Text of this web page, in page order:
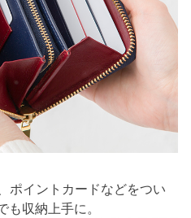
ポイントカードなどをつい
収納上手に。